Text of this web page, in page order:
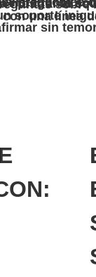
equipo de Modena todos los detalles del funcionamiento de